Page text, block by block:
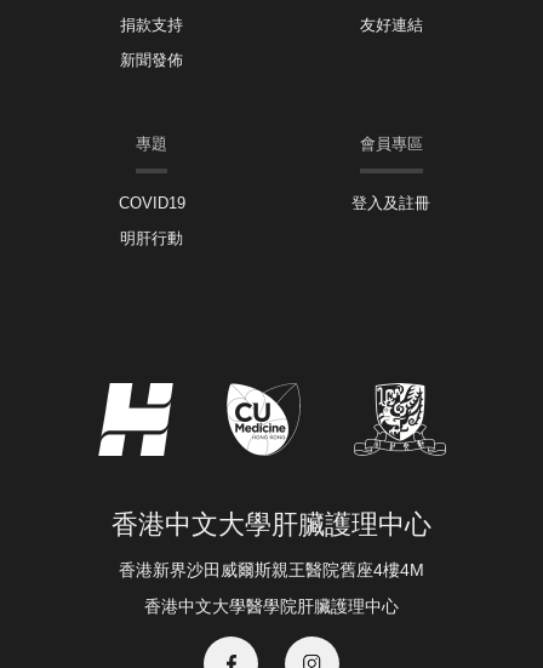
捐款支持
新聞發佈
友好連結
專題
COVID19
明肝行動
會員專區
登入及註冊
香港中文大學肝臟護理中心
香港新界沙田威爾斯親王醫院舊座4樓4M
香港中文大學醫學院肝臟護理中心